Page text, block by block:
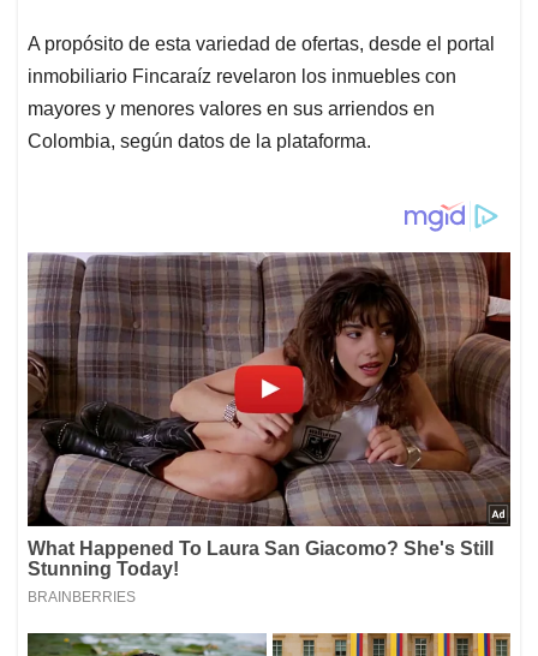
A propósito de esta variedad de ofertas, desde el portal
inmobiliario Fincaraíz revelaron los inmuebles con
mayores y menores valores en sus arriendos en
Colombia, según datos de la plataforma.